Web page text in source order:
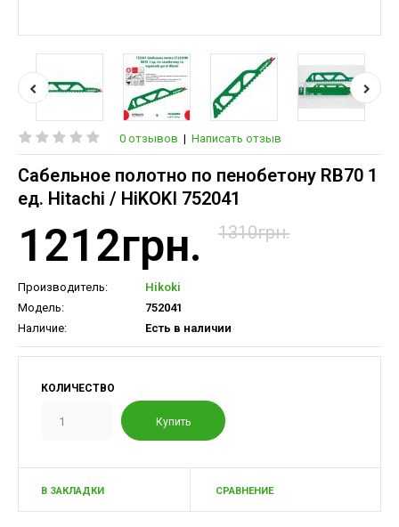
0 отзывов | Написать отзыв
Сабельное полотно по пенобетону RB70 1
ед. Hitachi / HiKOKI 752041
1212грн. 1310грн.
Производитель:
Hikoki
Модель:
752041
Наличие:
Есть в наличии
КОЛИЧЕСТВО
В ЗАКЛАДКИ СРАВНЕНИЕ